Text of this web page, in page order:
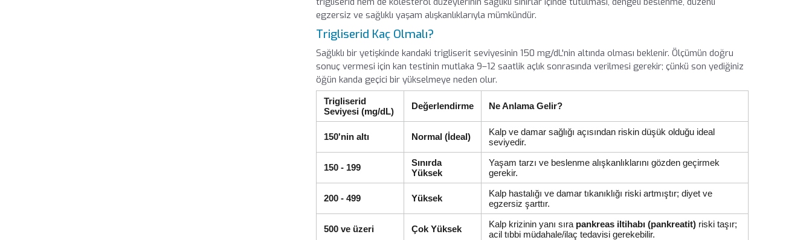
egzersiz ve sağlıklı yaşam alışkanlıklarıyla mümkündür.
Trigliserid Kaç Olmalı?
Sağlıklı bir yetişkinde kandaki trigliserit seviyesinin 150 mg/dL'nin altında olması beklenir. Ölçümün doğru
sonuç vermesi için kan testinin mutlaka 9–12 saatlik açlık sonrasında verilmesi gerekir; çünkü son yediğiniz
öğün kanda geçici bir yükselmeye neden olur.
Trigliserid
Seviyesi (mg/dL)
Değerlendirme Ne Anlama Gelir?
150'nin altı Normal (İdeal)
Kalp ve damar sağlığı açısından riskin düşük olduğu ideal
seviyedir.
150 - 199
Sınırda
Yüksek
Yaşam tarzı ve beslenme alışkanlıklarını gözden geçirmek
gerekir.
200 - 499 Yüksek
Kalp hastalığı ve damar tıkanıklığı riski artmıştır; diyet ve
egzersiz şarttır.
500 ve üzeri Çok Yüksek Kalp krizinin yanı sıra pankreas iltihabı (pankreatit)riski taşır;
acil tıbbi müdahale/ilaç tedavisi gerekebilir.